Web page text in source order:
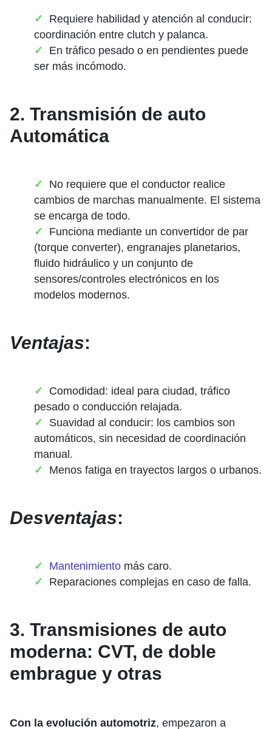
Requiere habilidad y atención al conducir:
coordinación entre clutch y palanca.
En tráfico pesado o en pendientes puede
ser más incómodo.
2. Transmisión de auto
Automática
No requiere que el conductor realice
cambios de marchas manualmente. El sistema
se encarga de todo.
Funciona mediante un convertidor de par
(torque converter), engranajes planetarios,
fluido hidráulico y un conjunto de
sensores/controles electrónicos en los
modelos modernos.
Ventajas:
Comodidad: ideal para ciudad, tráfico
pesado o conducción relajada.
Suavidad al conducir: los cambios son
automáticos, sin necesidad de coordinación
manual.
Menos fatiga en trayectos largos o urbanos.
Desventajas:
Mantenimiento más caro.
Reparaciones complejas en caso de falla.
3. Transmisiones de auto
moderna: CVT, de doble
embrague y otras
Con la evolución automotriz, empezaron a